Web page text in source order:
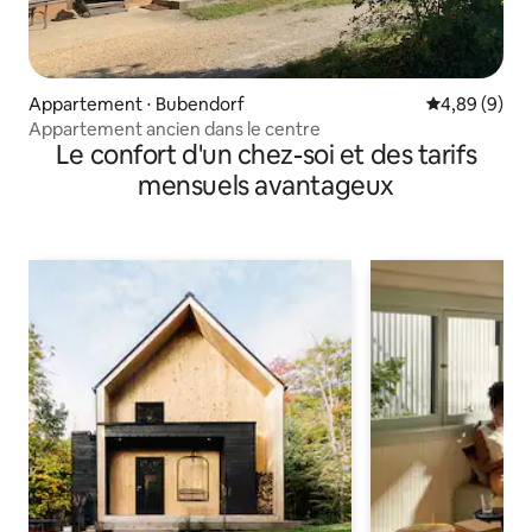
Appartement ⋅ Bubendorf Évaluation
4,89 (9)
Appartement ancien dans le centre
Le confort d'un chez-soi et des tarifs
mensuels avantageux